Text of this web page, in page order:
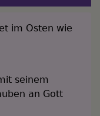
im Osten wie
seinem
an Gott